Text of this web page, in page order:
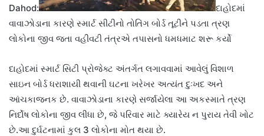
Dahod:
દાહોદમાં
વાવાઝોડાના કારણે સ્માર્ટ સીટીનો તોતિંગ બોર્ડ તૂટીને પડતા ત્રણ
લોકોના જીવ જતા વહીવટી તંત્રએ તપાસનો ધમધમાટ શરૂ કર્યો
દાહોદમાં સ્માર્ટ સિટી પ્રોજેક્ટ અંતર્ગત લગાવવામાં આવેલું વિશાળ
સાઇન બોર્ડ ધરાશાયી થવાની ઘટના ખરેખર અત્યંત દુઃખદ અને
આંચકાજનક છે. વાવાઝોડાના કારણે સર્જાયેલા આ અકસ્માતે ત્રણ
નિર્દોષ લોકોના જીવ લીધા છે, જે પરિવાર માટે ક્યારેય ન પુરાય તેવી ખોટ
છે.આ દુર્ઘટનામાં કુલ 3 લોકોના મોત થયા છે.